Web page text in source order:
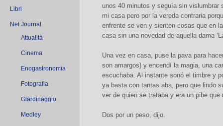
Libri
Net Journal
Attualità
Cinema
Enogastronomia
Fotografia
Giardinaggio
Medley
unos 40 minutos y seguía sin vislumbrar
mi casa pero por la vereda contraria
enfrente se ven y sienten cosas que en
casa sin una novedad de aquella dama
Una vez en casa, puse la pava para
son amargos) y encendí la magia, una
escuchaba. Al instante sonó el timbre y
ya basta con tantas aba, pero que lindo
ver de quien se trataba y era un pibe
Dos por un peso, dijo.